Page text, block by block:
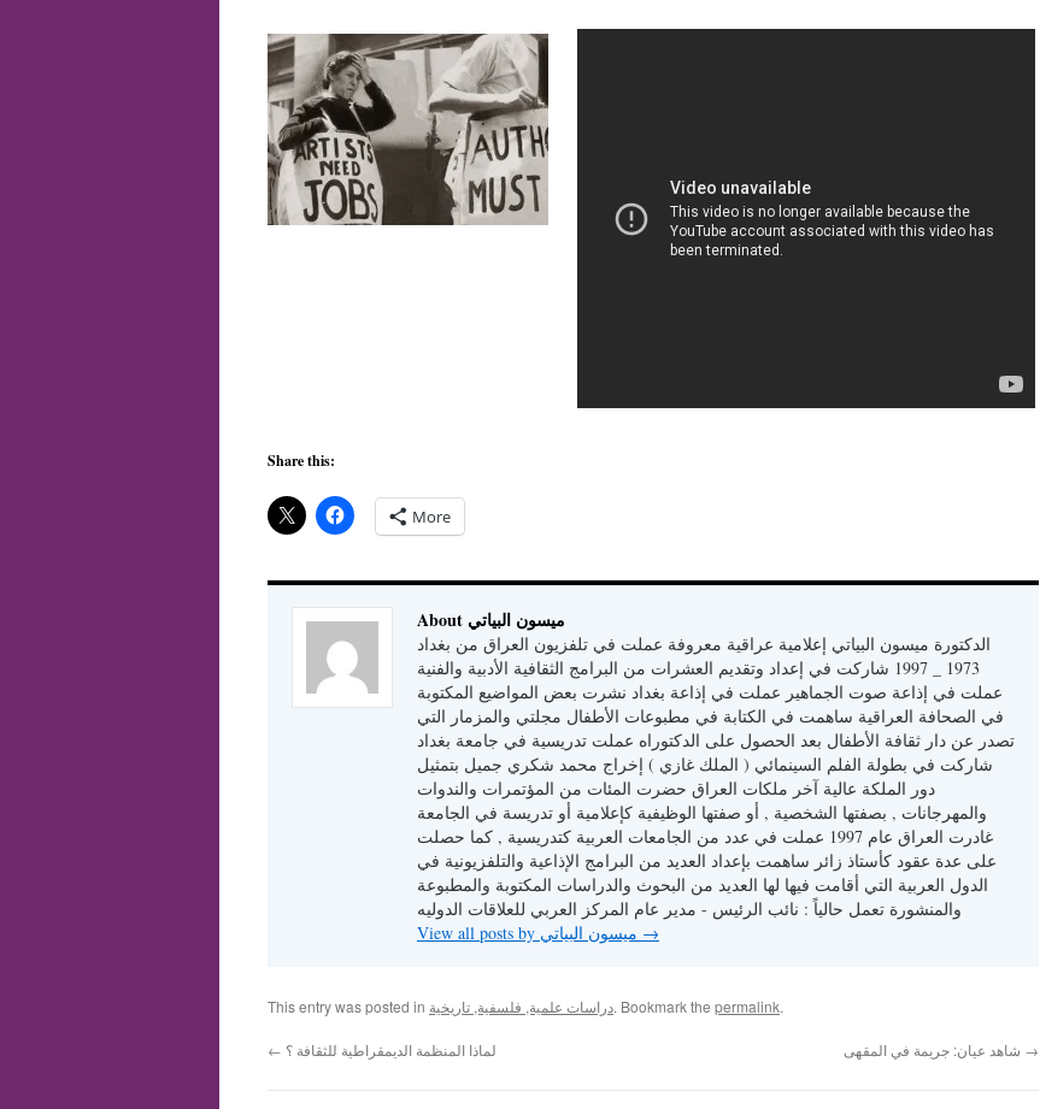
Share this:
More
About ميسون البياتي
الدكتورة ميسون البياتي إعلامية عراقية معروفة عملت في تلفزيون العراق من بغداد
1973 _ 1997 شاركت في إعداد وتقديم العشرات من البرامج الثقافية الأدبية والفنية
عملت في إذاعة صوت الجماهير عملت في إذاعة بغداد نشرت بعض المواضيع المكتوبة
في الصحافة العراقية ساهمت في الكتابة في مطبوعات الأطفال مجلتي والمزمار التي
تصدر عن دار ثقافة الأطفال بعد الحصول على الدكتوراه عملت تدريسية في جامعة بغداد
شاركت في بطولة الفلم السينمائي ( الملك غازي ) إخراج محمد شكري جميل بتمثيل
دور الملكة عالية آخر ملكات العراق حضرت المئات من المؤتمرات والندوات
والمهرجانات , بصفتها الشخصية , أو صفتها الوظيفية كإعلامية أو تدريسة في الجامعة
غادرت العراق عام 1997 عملت في عدد من الجامعات العربية كتدريسية , كما حصلت
على عدة عقود كأستاذ زائر ساهمت بإعداد العديد من البرامج الإذاعية والتلفزيونية في
الدول العربية التي أقامت فيها لها العديد من البحوث والدراسات المكتوبة والمطبوعة
والمنشورة تعمل حالياً : نائب الرئيس - مدير عام المركز العربي للعلاقات الدوليه
→
This entry was posted in دراسات علمية, فلسفية, تاريخية. Bookmark the permalink.
← لماذا المنظمة الديمقراطية للثقافة ؟ →